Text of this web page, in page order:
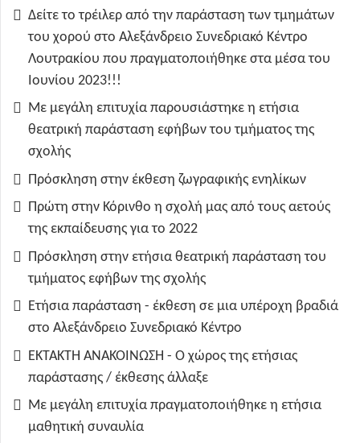
Δείτε το τρέιλερ από την παράσταση των τμημάτων
του χορού στο Αλεξάνδρειο Συνεδριακό Κέντρο
Λουτρακίου που πραγματοποιήθηκε στα μέσα του
Ιουνίου 2023!!!
Με μεγάλη επιτυχία παρουσιάστηκε η ετήσια
θεατρική παράσταση εφήβων του τμήματος της
σχολής
Πρόσκληση στην έκθεση ζωγραφικής ενηλίκων
Πρώτη στην Κόρινθο η σχολή μας από τους αετούς
της εκπαίδευσης για το 2022
Πρόσκληση στην ετήσια θεατρική παράσταση του
τμήματος εφήβων της σχολής
Ετήσια παράσταση - έκθεση σε μια υπέροχη βραδιά
στο Αλεξάνδρειο Συνεδριακό Κέντρο
ΕΚΤΑΚΤΗ ΑΝΑΚΟΙΝΩΣΗ - Ο χώρος της ετήσιας
παράστασης / έκθεσης άλλαξε
Με μεγάλη επιτυχία πραγματοποιήθηκε η ετήσια
μαθητική συναυλία